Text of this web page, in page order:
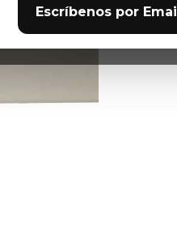
Escríbenos por Email